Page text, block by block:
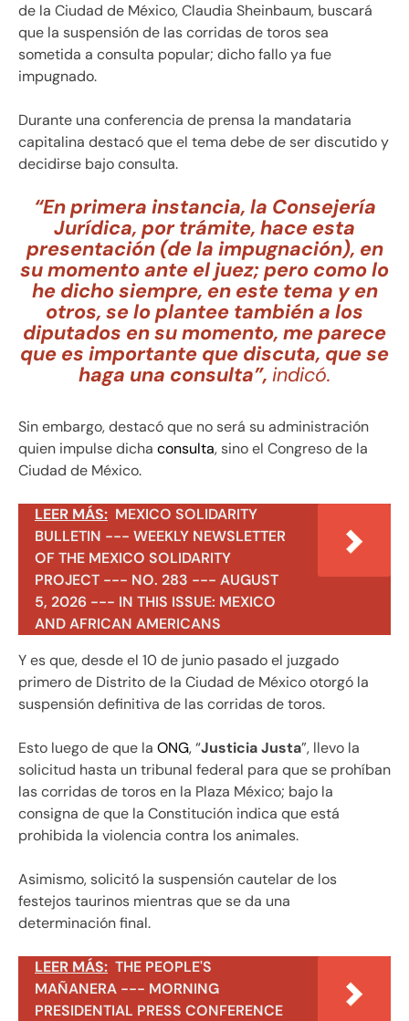
de la Ciudad de México, Claudia Sheinbaum, buscará
que la suspensión de las corridas de toros sea
sometida a consulta popular; dicho fallo ya fue
impugnado.
Durante una conferencia de prensa la mandataria
capitalina destacó que el tema debe de ser discutido y
decidirse bajo consulta.
“En primera instancia, la Consejería
Jurídica, por trámite, hace esta
presentación (de la impugnación), en
su momento ante el juez; pero como lo
he dicho siempre, en este tema y en
otros, se lo plantee también a los
diputados en su momento, me parece
que es importante que discuta, que se
haga una consulta”, indicó.
Sin embargo, destacó que no será su administración
quien impulse dicha consulta, sino el Congreso de la
Ciudad de México.
LEER MÁS: MEXICO SOLIDARITY
BULLETIN --- WEEKLY NEWSLETTER
OF THE MEXICO SOLIDARITY
PROJECT --- NO. 283 --- AUGUST
5, 2026 --- IN THIS ISSUE: MEXICO
AND AFRICAN AMERICANS
Y es que, desde el 10 de junio pasado el juzgado
primero de Distrito de la Ciudad de México otorgó la
suspensión definitiva de las corridas de toros.
Esto luego de que la ONG, “Justicia Justa”, llevo la
solicitud hasta un tribunal federal para que se prohíban
las corridas de toros en la Plaza México; bajo la
consigna de que la Constitución indica que está
prohibida la violencia contra los animales.
Asimismo, solicitó la suspensión cautelar de los
festejos taurinos mientras que se da una
determinación final.
LEER MÁS: THE PEOPLE'S
MAÑANERA --- MORNING
PRESIDENTIAL PRESS CONFERENCE